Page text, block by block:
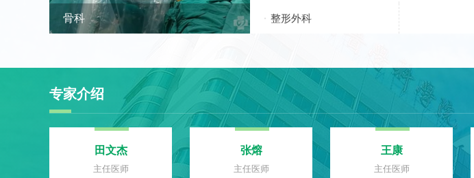
骨科 整形外科
专家介绍
万仑
主任医师
赵光斌
主任医师
余晓旭
主任医师